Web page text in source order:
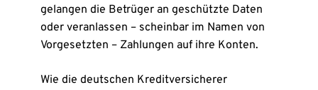
gelangen die Betrüger an geschützte Daten
oder veranlassen – scheinbar im Namen von
Vorgesetzten – Zahlungen auf ihre Konten.
Wie die deutschen Kreditversicherer